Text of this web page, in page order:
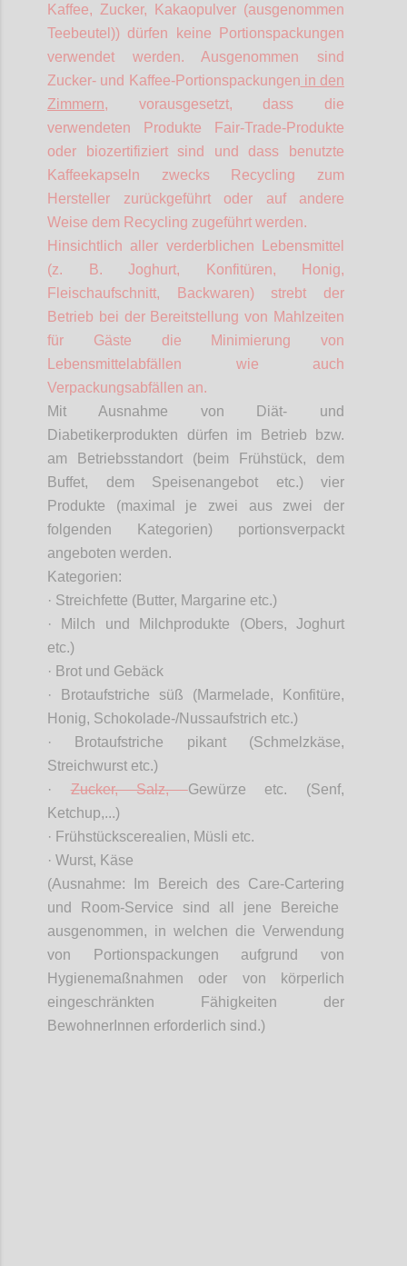
Kaffee, Zucker, Kakaopulver (ausgenommen
Teebeutel)) dürfen keine Portionspackungen
verwendet werden. Ausgenommen sind
Zucker- und Kaffee-Portionspackungen in den
Zimmern, vorausgesetzt, dass die
verwendeten Produkte Fair-Trade-Produkte
oder biozertifiziert sind und dass benutzte
Kaffeekapseln zwecks Recycling zum
Hersteller zurückgeführt oder auf andere
Weise dem Recycling zugeführt werden.
Hinsichtlich aller verderblichen Lebensmittel
(z. B. Joghurt, Konfitüren, Honig,
Fleischaufschnitt, Backwaren) strebt der
Betrieb bei der Bereitstellung von Mahlzeiten
für Gäste die Minimierung von
Lebensmittelabfällen wie auch
Verpackungsabfällen an.
Mit Ausnahme von Diät- und
Diabetikerprodukten dürfen im Betrieb bzw.
am Betriebsstandort (beim Frühstück, dem
Buffet, dem Speisenangebot etc.) vier
Produkte (maximal je zwei aus zwei der
folgenden Kategorien) portionsverpackt
angeboten werden.
Kategorien:
· Streichfette (Butter, Margarine etc.)
· Milch und Milchprodukte (Obers, Joghurt
etc.)
· Brot und Gebäck
· Brotaufstriche süß (Marmelade, Konfitüre,
Honig, Schokolade-/Nussaufstrich etc.)
· Brotaufstriche pikant (Schmelzkäse,
Streichwurst etc.)
·Zucker, Salz,Gewürze etc. (Senf,
Ketchup,...)
· Frühstückscerealien, Müsli etc.
· Wurst, Käse
(Ausnahme: Im Bereich des Care-Cartering
und
Room-Service sind all jene Bereiche
ausgenommen, in welchen die Verwendung
von Portionspackungen aufgrund von
Hygienemaßnahmen oder von körperlich
eingeschränkten Fähigkeiten der
BewohnerInnen erforderlich sind.)